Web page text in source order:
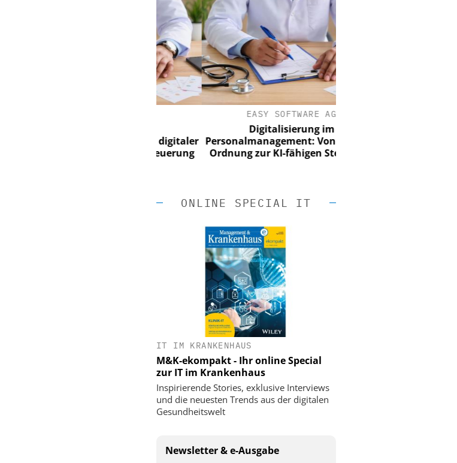
Personalmanagement: Von digitaler
Ordnung zur KI-fähigen Steuerung
EASY SOFTWARE AG
Digitalisierung im
Personalmanagement: Von digitaler
Ordnung zur KI-fähigen Steuerung
ONLINE SPECIAL IT
IT IM KRANKENHAUS
M&K-ekompakt - Ihr online Special
zur IT im Krankenhaus
Inspirierende Stories, exklusive Interviews
und die neuesten Trends aus der digitalen
Gesundheitswelt
Newsletter & e-Ausgabe